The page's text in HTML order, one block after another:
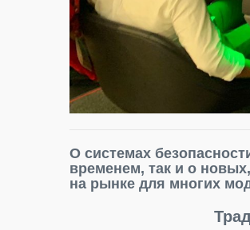
О системах
временем, так и о
на рынке для многих